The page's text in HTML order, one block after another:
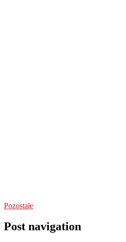
Pozostałe
Post navigation